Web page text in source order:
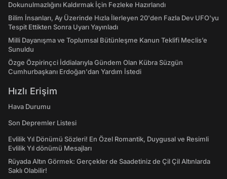
Dokunulmazlığını Kaldırmak İçin Fezleke Hazırlandı
Bilim İnsanları, Ay Üzerinde Hızla İlerleyen 20'den Fazla Dev UFO'yu
Tespit Ettikten Sonra Uyarı Yayınladı
Milli Dayanışma ve Toplumsal Bütünleşme Kanun Teklifi Meclis’e
Sunuldu
Özge Özpirinçci İddialarıyla Gündem Olan Kübra Süzgün
Cumhurbaşkanı Erdoğan'dan Yardım İstedi
Hızlı Erişim
Hava Durumu
Son Depremler Listesi
Evlilik Yıl Dönümü Sözleri! En Özel Romantik, Duygusal ve Resimli
Evlilik Yıl dönümü Mesajları
Rüyada Altın Görmek: Gerçekler de Saadetiniz de Çil Çil Altınlarda
Saklı Olabilir!